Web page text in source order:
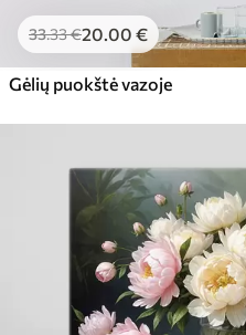
33.33€20.00 €
Gėlių puokštė vazoje